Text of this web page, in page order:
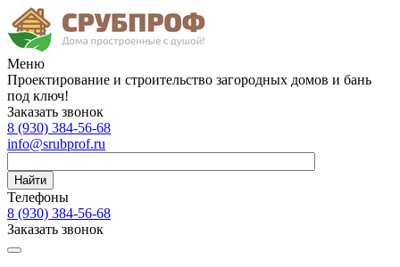
Меню
Проектирование и строительство загородных домов и бань
под ключ!
Заказать звонок
8 (930) 384-56-68
info@srubprof.ru
Найти
Телефоны
8 (930) 384-56-68
Заказать звонок